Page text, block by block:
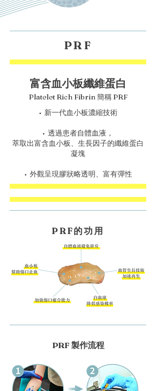
PRF
富含血小板纖維蛋白
Platelet Rich Fibrin 簡稱 PRF
• 新一代血小板濃縮技術
• 透過患者自體血液，
萃取出富含血小板、生長因子的纖維蛋白
凝塊
• 外觀呈現膠狀略透明、富有彈性
PRF的功用
PRF 製作流程